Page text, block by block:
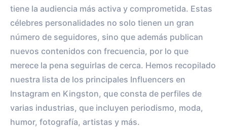
tiene la audiencia más activa y comprometida. Estas
célebres personalidades no solo tienen un gran
número de seguidores, sino que además publican
nuevos contenidos con frecuencia, por lo que
merece la pena seguirlas de cerca. Hemos recopilado
nuestra lista de los principales Influencers en
Instagram en Kingston, que consta de perfiles de
varias industrias, que incluyen periodismo, moda,
humor, fotografía, artistas y más.